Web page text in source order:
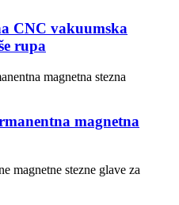
CNC vakuumska
rupa
magnetna